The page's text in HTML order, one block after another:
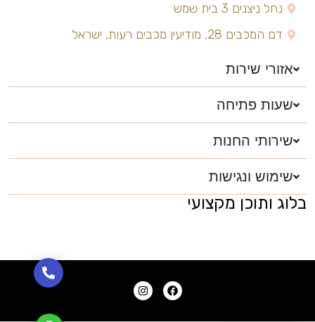
נחל ניצנים 3 בית שמש
דם המכבים 28, מודיעין מכבים רעות, ישראל
אזורי שירות
שעות פתיחה
שירותי החנות
שימוש ונגישות
בלוג ותוכן מקצועי